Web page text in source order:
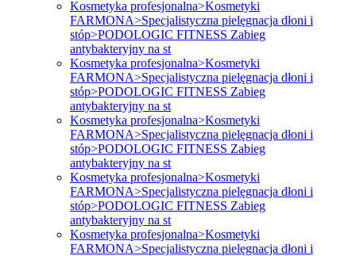
Kosmetyka profesjonalna>Kosmetyki
FARMONA>Specjalistyczna pielęgnacja dłoni i
stóp>PODOLOGIC FITNESS Zabieg
antybakteryjny na st
Kosmetyka profesjonalna>Kosmetyki
FARMONA>Specjalistyczna pielęgnacja dłoni i
stóp>PODOLOGIC FITNESS Zabieg
antybakteryjny na st
Kosmetyka profesjonalna>Kosmetyki
FARMONA>Specjalistyczna pielęgnacja dłoni i
stóp>PODOLOGIC FITNESS Zabieg
antybakteryjny na st
Kosmetyka profesjonalna>Kosmetyki
FARMONA>Specjalistyczna pielęgnacja dłoni i
stóp>PODOLOGIC FITNESS Zabieg
antybakteryjny na st
Kosmetyka profesjonalna>Kosmetyki
FARMONA>Specjalistyczna pielęgnacja dłoni i